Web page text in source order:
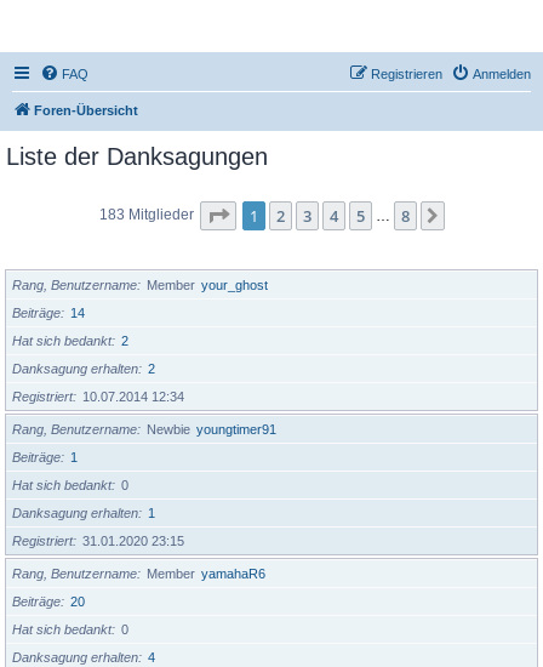
FAQ Anmelden
Registrieren
Foren-Übersicht
Liste der Danksagungen
183 Mitglieder Seite 1von
1 2 3 4 5 … 8
Rang, Benutzername Member your_ghost
Beiträge
14
Hat sich bedankt
2
Danksagung erhalten
2
Registriert
10.07.2014 12:34
Rang, Benutzername Newbie youngtimer91
Beiträge
1
Hat sich bedankt
0
Danksagung erhalten
1
Registriert
31.01.2020 23:15
Rang, Benutzername Member yamahaR6
Beiträge
20
Hat sich bedankt
0
Danksagung erhalten
4